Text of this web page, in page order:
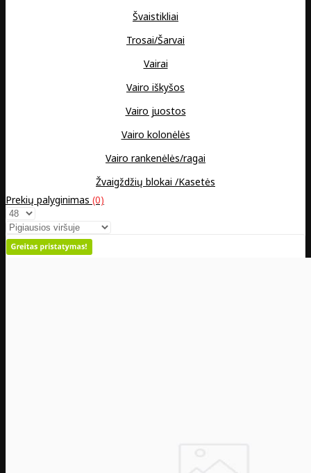
Švaistikliai
Trosai/Šarvai
Vairai
Vairo iškyšos
Vairo juostos
Vairo kolonėlės
Vairo rankenėlės/ragai
Žvaigždžių blokai /Kasetės
Prekių palyginimas (0)